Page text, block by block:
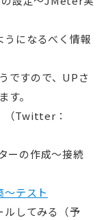
になるべく情報
ですので、UPさ
。
（Twitter：
ーの作成〜接続
〜テスト
ルしてみる（予